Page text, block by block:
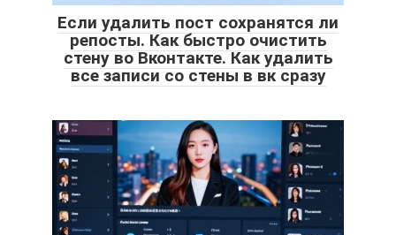
Если удалить пост сохранятся ли
репосты. Как быстро очистить
стену во Вконтакте. Как удалить
все записи со стены в вк сразу